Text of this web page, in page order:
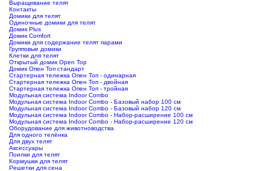
Выращивание телят
Контакты
Домики для телят
Одиночные домики для телят
Домик Plus
Домик Comfort
Домики для содержание телят парами
Групповые домики
Клетки для телят
Открытый домик Open Top
Домик Опен Топ стандарт
Стартерная тележка Опен Топ - одинарная
Стартерная тележка Опен Топ - двойная
Стартерная тележка Опен Топ - тройная
Модульная система Indoor Combo
Модульная система Indoor Combo - Базовый набор 100 см
Модульная система Indoor Combo - Базовый набор 120 см
Модульная система Indoor Combo - Набор-расширение 100 см
Модульная система Indoor Combo - Набор-расширение 120 см
Оборудование для животноводства
Для одного телёнка
Для двух телят
Аксессуары
Поилки для телят
Кормушки для телят
Решетки для сена